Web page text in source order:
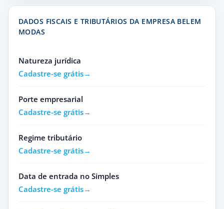
DADOS FISCAIS E TRIBUTÁRIOS DA EMPRESA BELEM
MODAS
Natureza jurídica
Cadastre-se grátis
Porte empresarial
Cadastre-se grátis
Regime tributário
Cadastre-se grátis
Data de entrada no Simples
Cadastre-se grátis